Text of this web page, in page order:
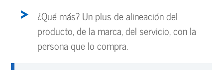
¿Qué más? Un plus de alineación del
producto, de la marca, del servicio, con la
persona que lo compra.